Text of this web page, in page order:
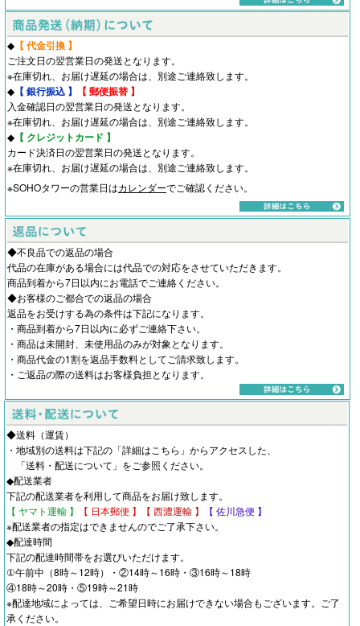
◆ 【 代金引換 】
ご注文日の翌営業日の発送となります。
※在庫切れ、お届け遅延の場合は、別途ご連絡致します。
◆ 【 銀行振込 】 【 郵便振替 】
入金確認日の翌営業日の発送となります。
※在庫切れ、お届け遅延の場合は、別途ご連絡致します。
◆ 【 クレジットカード 】
カード決済日の翌営業日の発送となります。
※在庫切れ、お届け遅延の場合は、別途ご連絡致します。
※SOHOタワーの営業日はカレンダーでご確認ください。
◆不良品での返品の場合
代品の在庫がある場合には代品での対応をさせていただきます。
商品到着から7日以内にお電話でご連絡ください。
◆お客様のご都合での返品の場合
返品をお受けする為の条件は下記になります。
・商品到着から7日以内に必ずご連絡下さい。
・商品は未開封、未使用品のみが対象となります。
・商品代金の1割を返品手数料としてご請求致します。
・ご返品の際の送料はお客様負担となります。
◆送料（運賃）
・地域別の送料は下記の「詳細はこちら」からアクセスした、
「送料・配送について 」をご参照ください。
◆配送業者
下記の配送業者を利用して商品をお届け致します。
【 ヤマト運輸 】
【 日本郵便 】 【 西濃運輸 】
【 佐川急便 】
※配送業者の指定はできませんのでご了承下さい。
◆配達時間
下記の配達時間帯をお選びいただけます。
①午前中（8時～12時）・②14時～16時・③16時～18時
④18時～20時・⑤19時～21時
※配達地域によっては、ご希望日時にお届けできない場合もございます。ご了
承ください。